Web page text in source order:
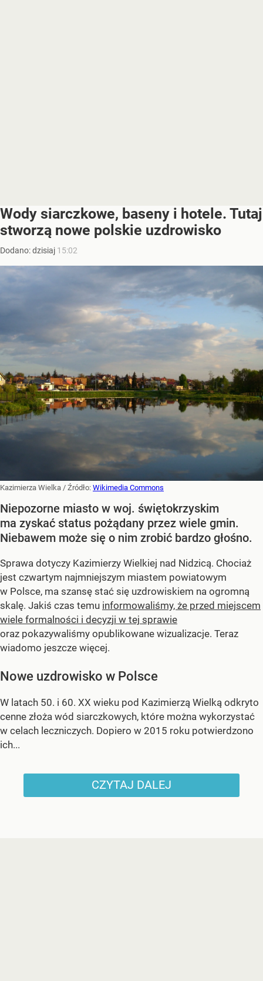
Wody siarczkowe, baseny i hotele. Tutaj
stworzą nowe polskie uzdrowisko
Dodano:dzisiaj 15:02
Kazimierza Wielka / Źródło: Wikimedia Commons
Niepozorne miasto w woj. świętokrzyskim
ma zyskać status pożądany przez wiele gmin.
Niebawem może się o nim zrobić bardzo głośno.
Sprawa dotyczy Kazimierzy Wielkiej nad Nidzicą. Chociaż
jest czwartym najmniejszym miastem powiatowym
w Polsce, ma szansę stać się uzdrowiskiem na ogromną
skalę. Jakiś czas temu informowaliśmy, że przed miejscem
wiele formalności i decyzji w tej sprawie
oraz pokazywaliśmy opublikowane wizualizacje. Teraz
wiadomo jeszcze więcej.
Nowe uzdrowisko w Polsce
W latach 50. i 60. XX wieku pod Kazimierzą Wielką odkryto
cenne złoża wód siarczkowych, które można wykorzystać
w celach leczniczych. Dopiero w 2015 roku potwierdzono
ich...
CZYTAJ DALEJ